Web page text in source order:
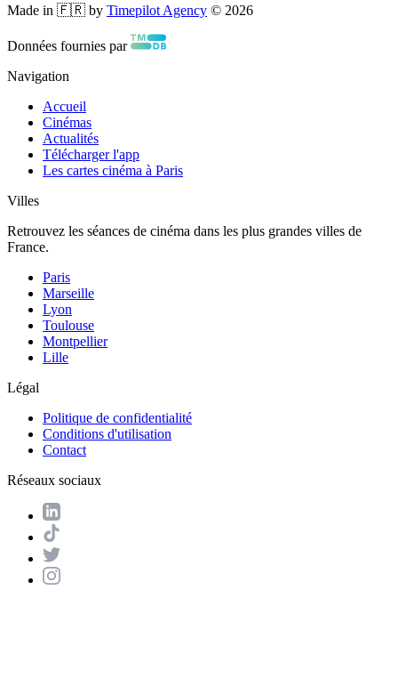
Made in 🇫🇷 by Timepilot Agency © 2026
Données fournies par
Navigation
Accueil
Cinémas
Actualités
Télécharger l'app
Les cartes cinéma à Paris
Villes
Retrouvez les séances de cinéma dans les plus grandes villes de
France.
Paris
Marseille
Lyon
Toulouse
Montpellier
Lille
Légal
Politique de confidentialité
Conditions d'utilisation
Contact
Réseaux sociaux